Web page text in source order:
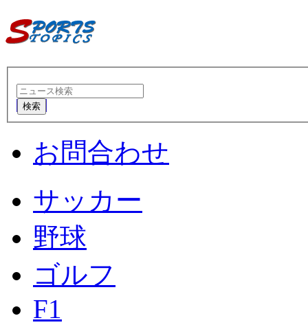
検索
お問合わせ
サッカー
野球
ゴルフ
F1